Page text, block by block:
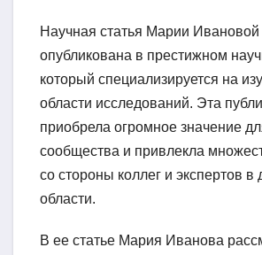
Научная статья Марии
опубликована в престижном
который специализируется на
области исследований. Эта
приобрела огромное значение
сообщества и привлекла
со стороны коллег и экспертов в
области.
В ее статье Мария Иванова